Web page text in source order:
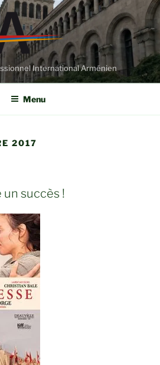
International Arménien
Menu
2017
un succès !